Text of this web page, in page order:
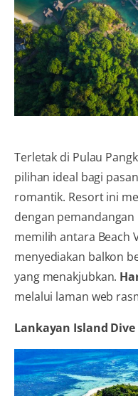
Terletak di Pulau
pilihan ideal bagi
romantik. Resort ini
dengan pemandangan
memilih antara Beach
menyediakan balkon
yang menakjubkan.
melalui laman web
Lankayan Island Dive